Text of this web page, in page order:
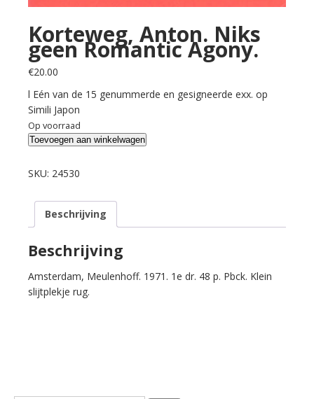
Korteweg, Anton. Niks
geen Romantic Agony.
€20.00
l Eén van de 15 genummerde en gesigneerde exx. op
Simili Japon
Op voorraad
Korteweg,
Niks
Romantic
Agony.
aantal
Toevoegen aan winkelwagen
SKU: 24530
Beschrijving
Beschrijving
Amsterdam, Meulenhoff. 1971. 1e dr. 48 p. Pbck. Klein
slijtplekje rug.